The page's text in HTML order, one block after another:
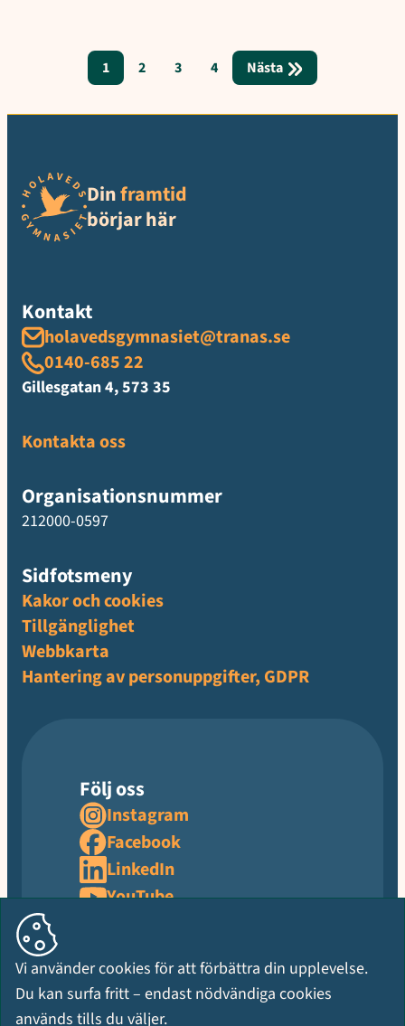
1 2 3 4 Nästa
Dinframtid
börjar här
Kontakt
holavedsgymnasiet@tranas.se
0140-685 22
Gillesgatan 4, 573 35
Kontakta oss
Organisationsnummer
212000-0597
Sidfotsmeny
Kakor och cookies
Tillgänglighet
Webbkarta
Hantering av personuppgifter, GDPR
Följ oss
Instagram
Facebook
LinkedIn
YouTube
Vi använder cookies för att förbättra din upplevelse.
Du kan surfa fritt – endast nödvändiga cookies
används tills du väljer.